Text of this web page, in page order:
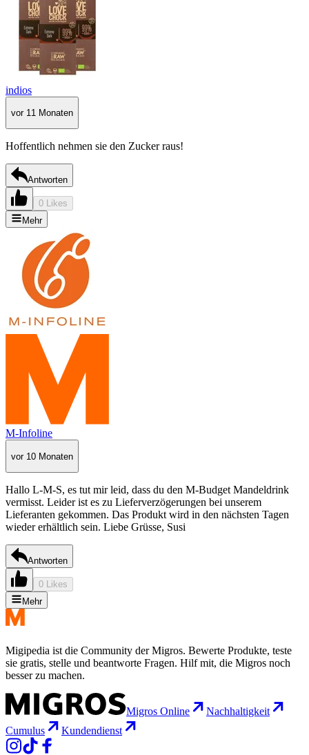
indios
vor 11 Monaten
Hoffentlich nehmen sie den Zucker raus!
Antworten
0 Likes
Mehr
M-Infoline
vor 10 Monaten
Hallo L-M-S, es tut mir leid, dass du den M-Budget Mandeldrink
vermisst. Leider ist es zu Lieferverzögerungen bei unserem
Lieferanten gekommen. Das Produkt wird in den nächsten Tagen
wieder erhältlich sein. Liebe Grüsse, Susi
Antworten
0 Likes
Mehr
Migipedia ist die Community der Migros. Bewerte Produkte, teste
sie gratis, stelle und beantworte Fragen. Hilf mit, die Migros noch
besser zu machen.
Migros Online
Nachhaltigkeit
Cumulus
Kundendienst